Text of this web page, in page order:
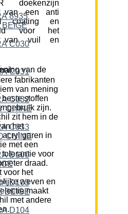
doekenzijn
van een anti
coating en
voor het
van vuil en
fabrikanten
van mening
stoffen
zijn.
zit hem in de
het
acryl garen in
met een
voor
draad.
voor het
weven en
maakt
met andere